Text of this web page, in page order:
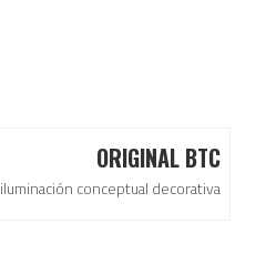
ORIGINAL BTC
iluminación conceptual decorativa